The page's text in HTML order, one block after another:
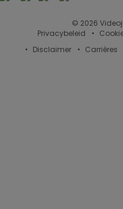
© 2026
Privacybeleid
Disclaimer
Carrières